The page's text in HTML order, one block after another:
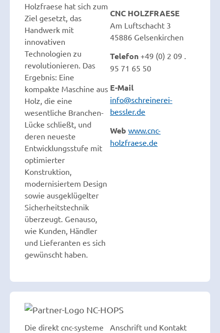
Holzfraese hat sich zum
Ziel gesetzt, das
Handwerk mit
innovativen
Technologien zu
revolutionieren. Das
Ergebnis: Eine
kompakte Maschine aus
Holz, die eine
wesentliche Branchen-
Lücke schließt, und
deren neueste
Entwicklungsstufe mit
optimierter
Konstruktion,
modernisiertem Design
sowie ausgeklügelter
Sicherheitstechnik
überzeugt. Genauso,
wie Kunden, Händler
und Lieferanten es sich
gewünscht haben.
CNC HOLZFRAESE
Am Luftschacht 3
45886 Gelsenkirchen
Telefon +49 (0) 2 09 .
95 71 65 50
E-Mail
info@schreinerei-
bessler.de
Web www.cnc-
holzfraese.de
Die direkt cnc-systeme
Anschrift und Kontakt